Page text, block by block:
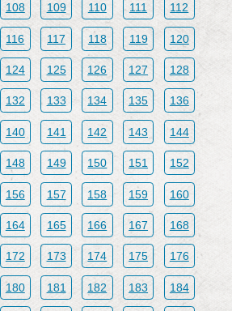
108 109 110 111 112
116 117 118 119 120
124 125 126 127 128
132 133 134 135 136
140 141 142 143 144
148 149 150 151 152
156 157 158 159 160
164 165 166 167 168
172 173 174 175 176
180 181 182 183 184